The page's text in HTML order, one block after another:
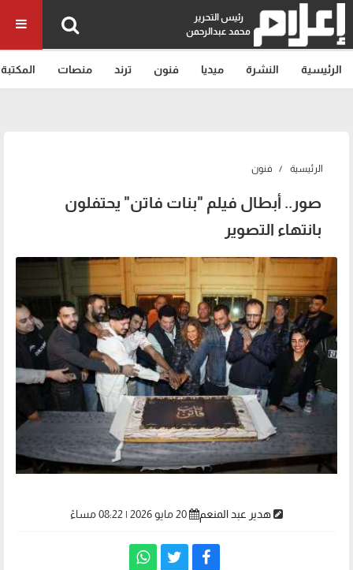
رئيس التحرير
محمد عبدالرحمن
الرئيسية النشرة ميديا فنون ترند منصات المكتبة
الرئيسية فنون
صور.. أبطال فيلم "بنات فاتن" يحتفلون
بانتهاء التصوير
هدير عبد المنعم